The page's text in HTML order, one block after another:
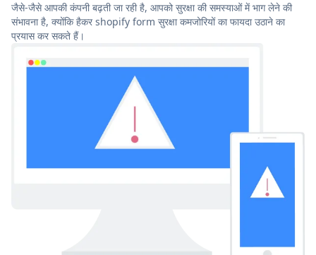
जैसे-जैसे आपकी कंपनी बढ़ती जा रही है, आपको सुरक्षा की समस्याओं में भाग लेने की
संभावना है, क्योंकि हैकर shopify form सुरक्षा कमजोरियों का फायदा उठाने का
प्रयास कर सकते हैं।